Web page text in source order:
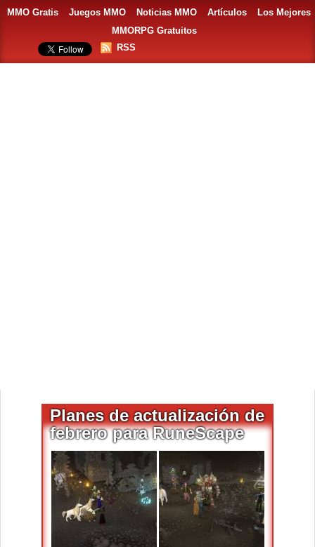
MMO Gratis Juegos MMO Noticias MMO Artículos
Los Mejores
MMORPG Gratuitos
RSS
Planes de actualización de
febrero para RuneScape